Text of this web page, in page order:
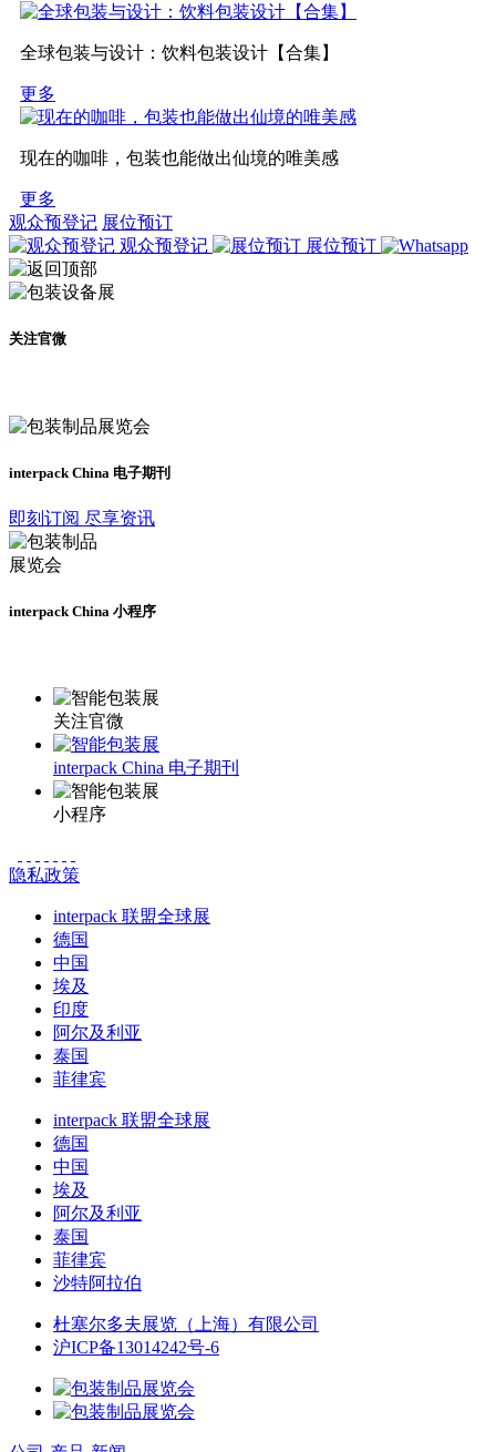
全球包装与设计：饮料包装设计【合集】
更多
现在的咖啡，包装也能做出仙境的唯美感
更多
观众预登记 展位预订
观众预登记
展位预订
关注官微
interpack China 电子期刊
即刻订阅 尽享资讯
interpack China 小程序
关注官微
interpack China 电子期刊
小程序
隐私政策
interpack 联盟全球展
德国
中国
埃及
印度
阿尔及利亚
泰国
菲律宾
interpack 联盟全球展
德国
中国
埃及
阿尔及利亚
泰国
菲律宾
沙特阿拉伯
杜塞尔多夫展览（上海）有限公司
沪ICP备13014242号-6